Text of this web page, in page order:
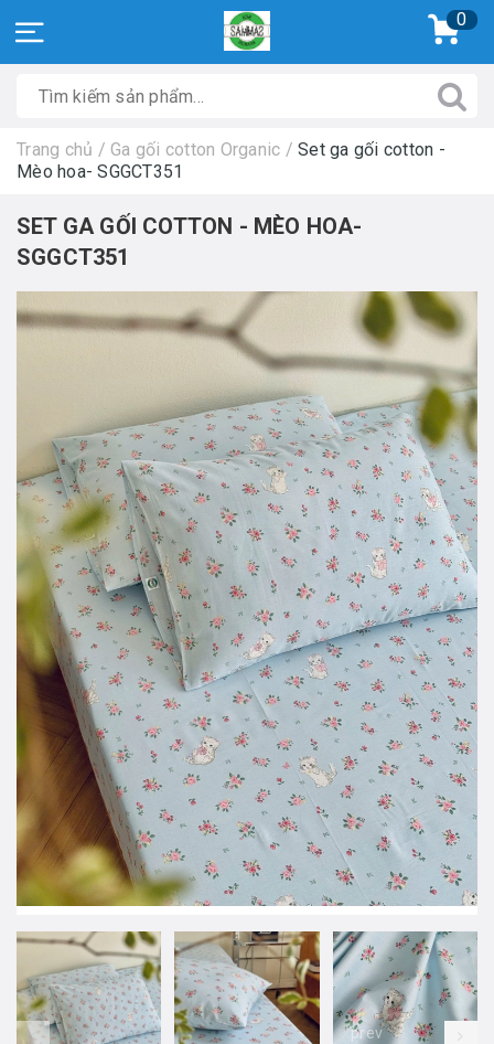
0
Trang chủ / Ga gối cotton Organic / Set ga gối cotton -
Mèo hoa- SGGCT351
SET GA GỐI COTTON - MÈO HOA-
SGGCT351
prev